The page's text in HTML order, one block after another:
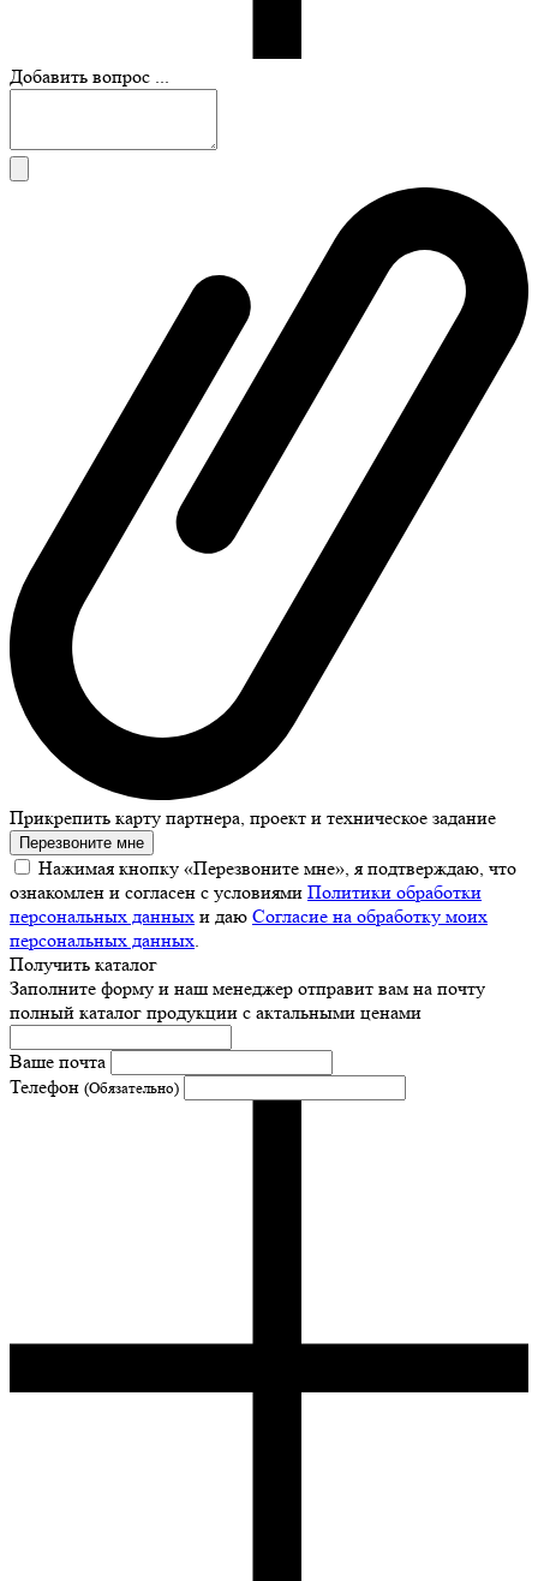
Добавить вопрос ...
Прикрепить карту партнера, проект и техническое задание
Перезвоните мне
Нажимая кнопку «Перезвоните мне», я подтверждаю, что
ознакомлен и согласен с условиями Политики обработки
персональных данных и даю Согласие на обработку моих
персональных данных.
Получить каталог
Заполните форму и наш менеджер отправит вам на почту
полный каталог продукции с актальными ценами
Ваше почта
Телефон (Обязательно)